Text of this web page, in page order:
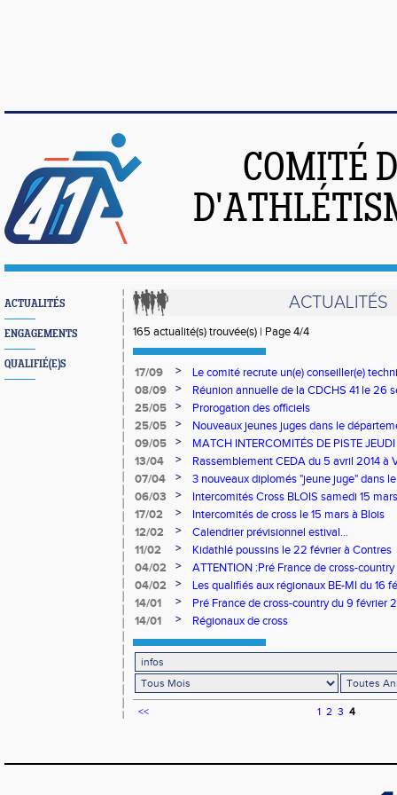
COMITÉ
ACTUALITÉS
ENGAGEMENTS
QUALIFIÉ(E)S
ACTUALITÉS
165 actualité(s) trouvée(s) | Page 4/4
17/09 >
Le comité recrute un(e) conseiller(e)
08/09
>
Réunion annuelle de la CDCHS 41 le 26
25/05
>
Prorogation des officiels
25/05
>
Nouveaux jeunes juges dans le
09/05
>
MATCH INTERCOMITÉS DE PISTE
13/04
>
Rassemblement CEDA du 5 avril 2014 à
07/04
>
3 nouveaux diplomés "jeune juge" dans
06/03
>
Intercomités Cross BLOIS samedi 15
17/02
>
Intercomités de cross le 15 mars à Blois
12/02
>
Calendrier prévisionnel estival...
11/02
>
Kidathlé poussins le 22 février à Contres
04/02
>
ATTENTION :Pré France de cross-
Changement horaire et ordre des courses
04/02 >
Les qualifiés aux régionaux BE-MI du 16
14/01
>
Pré France de cross-country du 9 février
qualification et informations
14/01 > Régionaux de cross
<< 1 2 3 4